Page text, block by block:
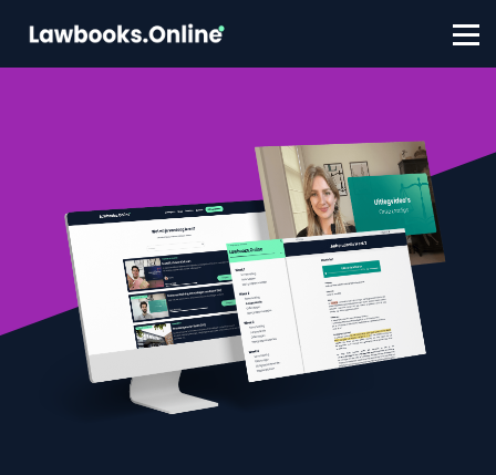
FAQ
Contact